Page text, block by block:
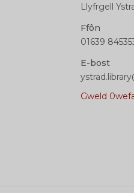
Llyfrgell
Ffôn
01639
E-bost
Gweld